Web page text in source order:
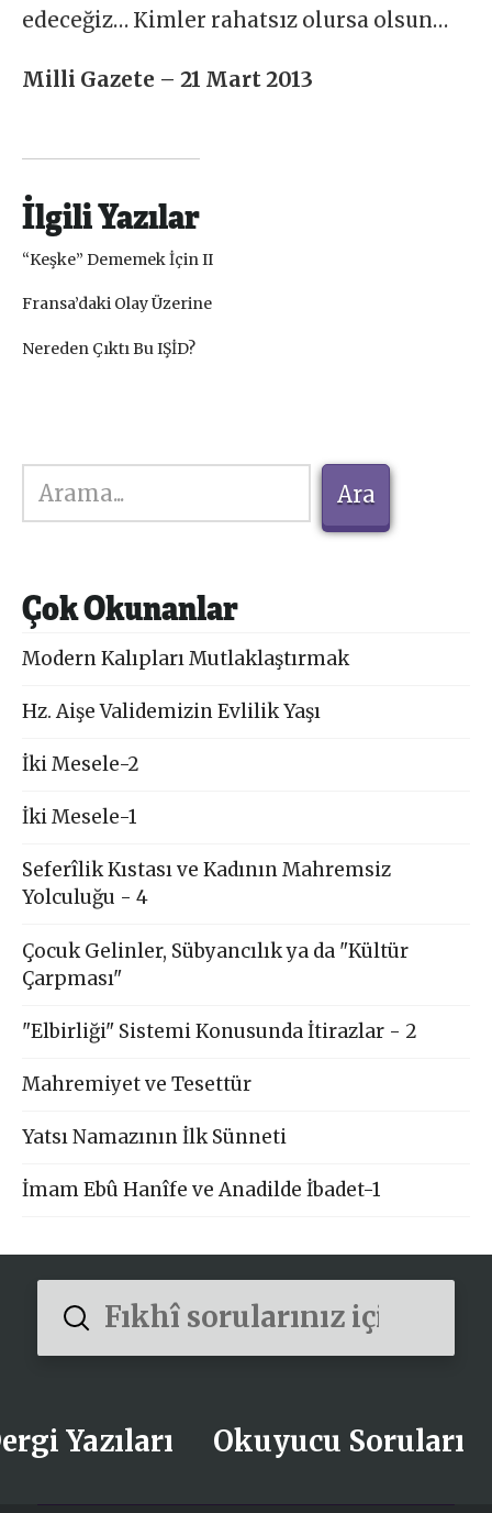
edeceğiz… Kimler rahatsız olursa olsun…
Milli Gazete – 21 Mart 2013
İlgili Yazılar
“Keşke” Dememek İçin II
Fransa’daki Olay Üzerine
Nereden Çıktı Bu IŞİD?
Ara
Ara
Çok Okunanlar
Modern Kalıpları Mutlaklaştırmak
Hz. Aişe Validemizin Evlilik Yaşı
İki Mesele-2
İki Mesele-1
Seferîlik Kıstası ve Kadının Mahremsiz
Yolculuğu - 4
Çocuk Gelinler, Sübyancılık ya da "Kültür
Çarpması"
"Elbirliği" Sistemi Konusunda İtirazlar - 2
Mahremiyet ve Tesettür
Yatsı Namazının İlk Sünneti
İmam Ebû Hanîfe ve Anadilde İbadet-1
Search
Submit
Yazıları Okuyucu Soruları